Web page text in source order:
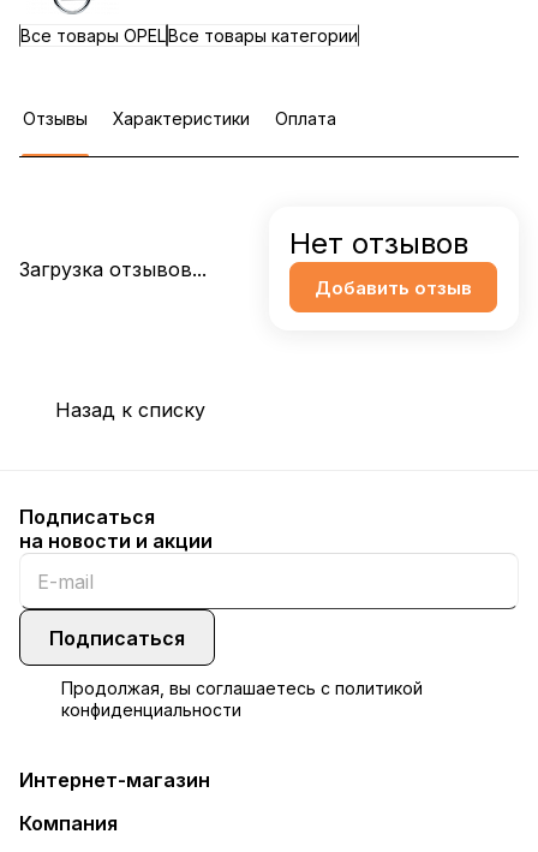
Все товары OPELВсе товары категории
Отзывы Характеристики Оплата
Загрузка отзывов...
Нет отзывов
Добавить отзыв
Назад к списку
Подписаться
на новости и акции
Подписаться
Продолжая, вы соглашаетесь с политикой
конфиденциальности
Интернет-магазин
Компания